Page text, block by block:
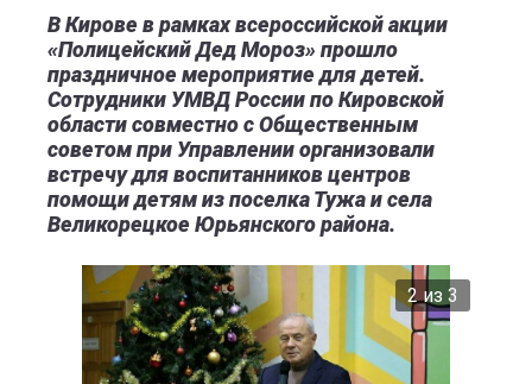
В Кирове в рамках всероссийской акции
«Полицейский Дед Мороз» прошло
праздничное мероприятие для детей.
Сотрудники УМВД России по Кировской
области совместно с Общественным
советом при Управлении организовали
встречу для воспитанников центров
помощи детям из поселка Тужа и села
Великорецкое Юрьянского района.
2 из 3